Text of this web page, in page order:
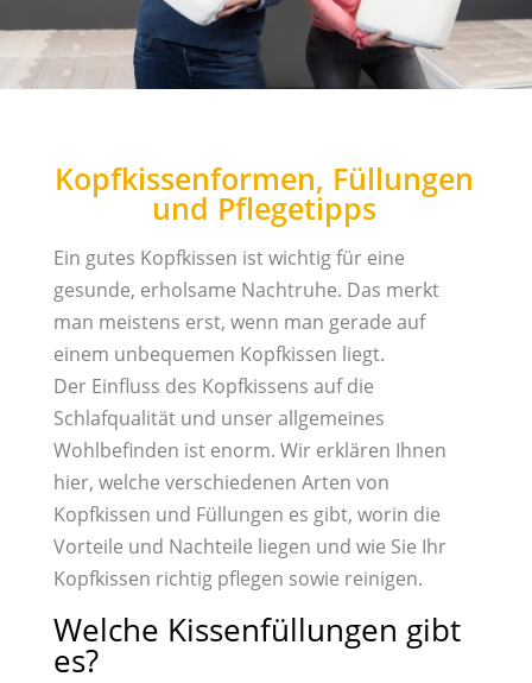
Kopfkissenformen, Füllungen
und Pflegetipps
Ein gutes Kopfkissen ist wichtig für eine
gesunde, erholsame Nachtruhe. Das merkt
man meistens erst, wenn man gerade auf
einem unbequemen Kopfkissen liegt.
Der Einfluss des Kopfkissens auf die
Schlafqualität und unser allgemeines
Wohlbefinden ist enorm. Wir erklären Ihnen
hier, welche verschiedenen Arten von
Kopfkissen und Füllungen es gibt, worin die
Vorteile und Nachteile liegen und wie Sie Ihr
Kopfkissen richtig pflegen sowie reinigen.
Welche Kissenfüllungen gibt
es?